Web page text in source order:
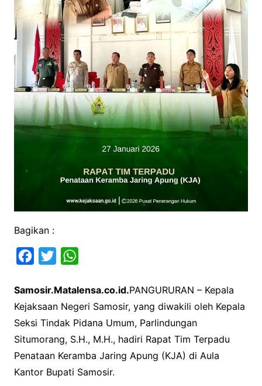
Bagikan :
c
e
b
o
o
k
i
t
t
e
r
a
t
s
A
p
p
Samosir.Matalensa.co.id.PANGURURAN – Kepala
Kejaksaan Negeri Samosir, yang diwakili oleh Kepala
Seksi Tindak Pidana Umum, Parlindungan
Situmorang, S.H., M.H., hadiri Rapat Tim Terpadu
Penataan Keramba Jaring Apung (KJA) di Aula
Kantor Bupati Samosir.